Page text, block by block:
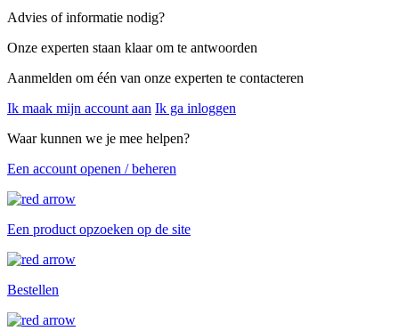
Advies of informatie nodig?
Onze experten staan klaar om te antwoorden
Aanmelden om één van onze experten te contacteren
Ik maak mijn account aan Ik ga inloggen
Waar kunnen we je mee helpen?
Een account openen / beheren
Een product opzoeken op de site
Bestellen